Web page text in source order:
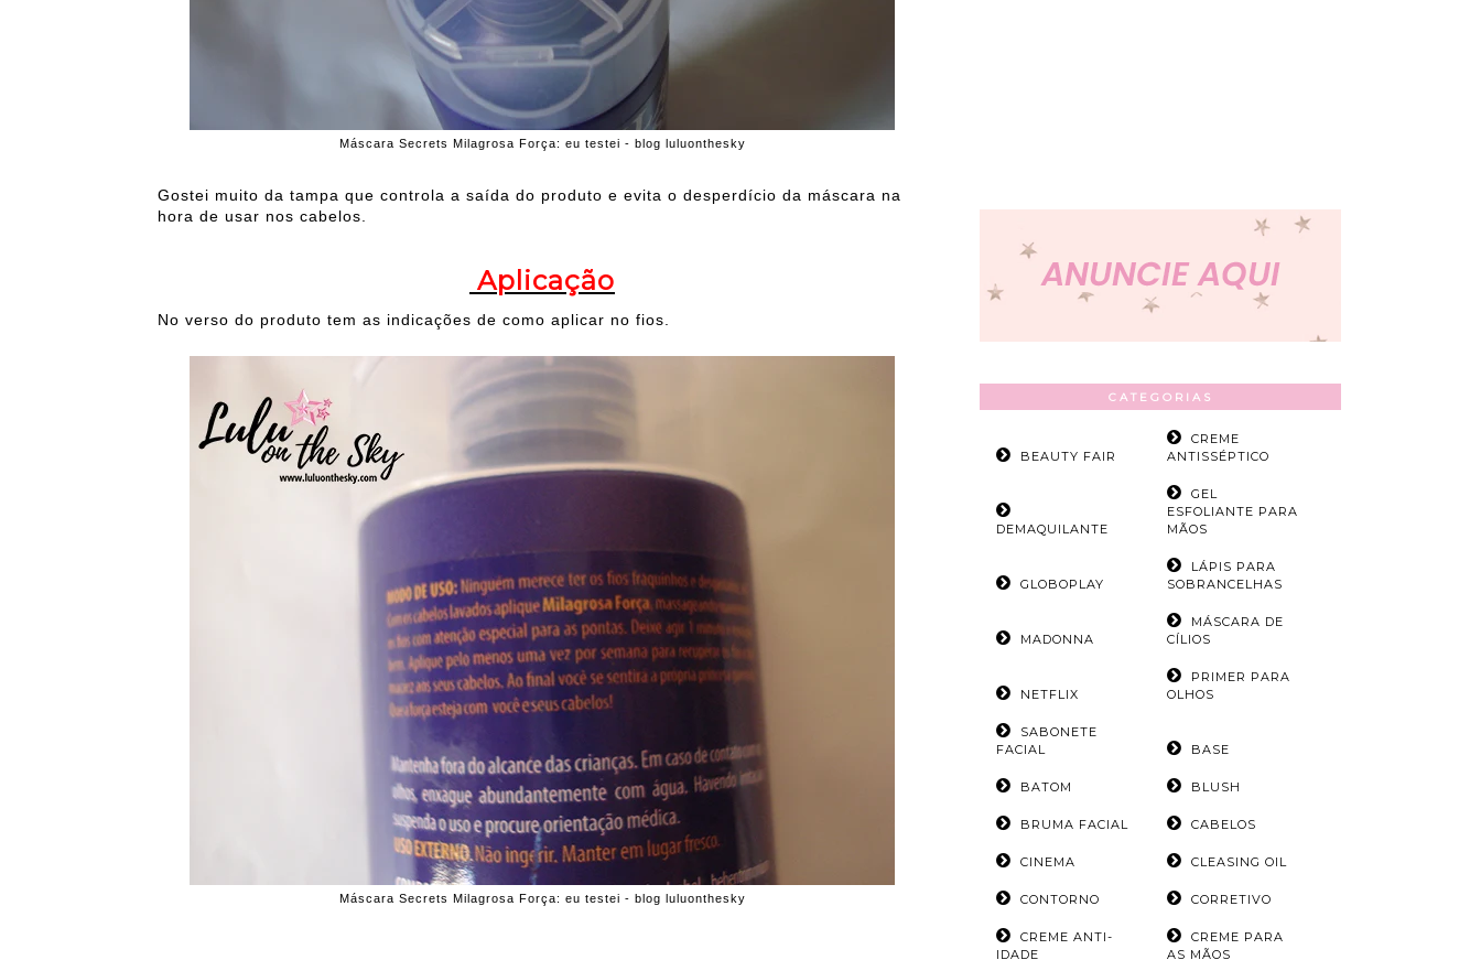
Máscara Secrets Milagrosa Força: eu testei - blog luluonthesky
Gostei muito da tampa que controla a saída do produto e evita o desperdício da máscara na
hora de usar nos cabelos.
Aplicação
No verso do produto tem as indicações de como aplicar no fios.
Máscara Secrets Milagrosa Força: eu testei - blog luluonthesky
CATEGORIAS
BEAUTY FAIR
CREME
ANTISSÉPTICO
DEMAQUILANTE
GEL
ESFOLIANTE PARA
MÃOS
GLOBOPLAY
LÁPIS PARA
SOBRANCELHAS
MADONNA
MÁSCARA DE
CÍLIOS
NETFLIX
PRIMER PARA
OLHOS
SABONETE
FACIAL
BASE
BATOM BLUSH
BRUMA FACIAL CABELOS
CINEMA CLEASING OIL
CONTORNO CORRETIVO
CREME ANTI-
IDADE
CREME PARA
AS MÃOS